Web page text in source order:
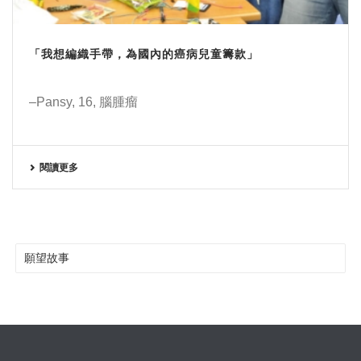
「我想編織手帶，為國內的癌病兒童籌款」
–Pansy, 16, 腦腫瘤
閱讀更多
願望故事